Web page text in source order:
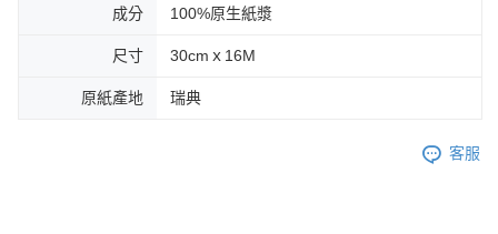
成分 100%原生紙漿
尺寸 30cmｘ16M
原紙產地 瑞典
客服